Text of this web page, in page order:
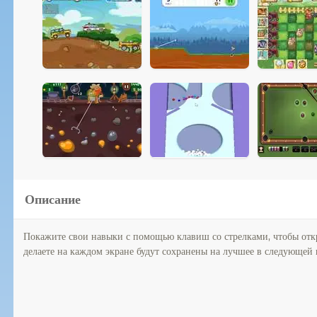
Описание
Покажите свои навыки с помощью клавиш со стрелками, чтобы
делаете на каждом экране будут сохранены на лучшее в следующей